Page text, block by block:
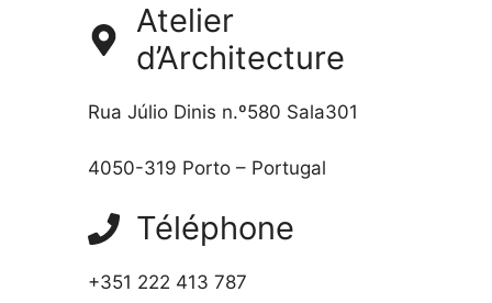
Atelier
d’Architecture
Rua Júlio Dinis n.º580 Sala301
4050-319 Porto – Portugal
Téléphone
+351 222 413 787